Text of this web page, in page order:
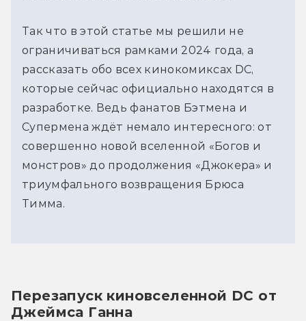
Так что в этой статье мы решили не
ограничиваться рамками 2024 года, а
рассказать обо всех кинокомиксах DC,
которые сейчас официально находятся в
разработке. Ведь фанатов Бэтмена и
Супермена ждёт немало интересного: от
совершенно новой вселенной «Богов и
монстров» до продолжения «Джокера» и
триумфального возвращения Брюса
Тимма.
Перезапуск киновселенной DC от
Джеймса Ганна